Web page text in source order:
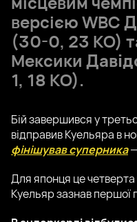
версією WBC
(30-0, 23 КО)
Мексики
1, 18 КО).
Бій завершився у
відправив Куельяра в
фінішував суперника
Для японця це
Куельяр зазнав першої